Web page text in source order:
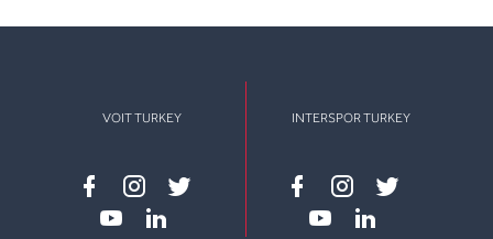
VOIT TURKEY
Facebook
instagram
twitter
INTERSPOR TURKEY
Facebook
instagram
twitter